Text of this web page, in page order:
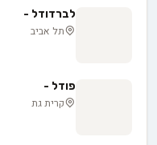
לברדודל -
תל אביב
פודל -
קרית גת